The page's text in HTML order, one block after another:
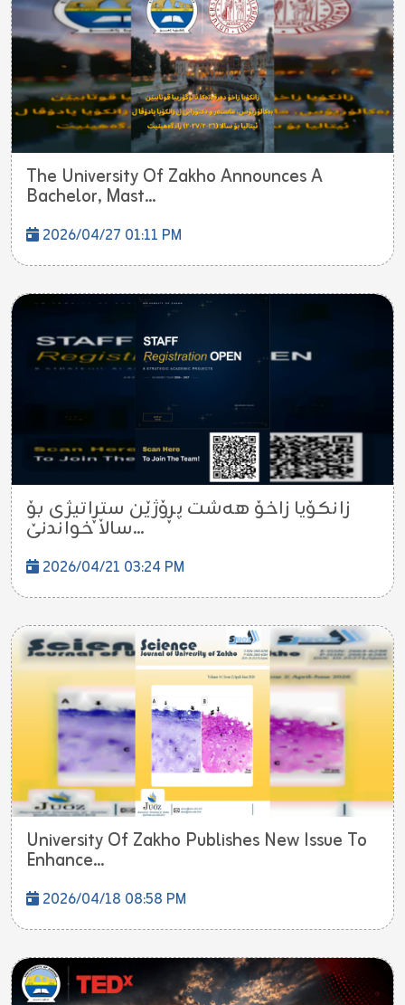
The University Of Zakho Announces A
Bachelor, Mast...
2026/04/27 01:11 PM
زانکۆیا زاخۆ هەشت پڕۆژێن ستڕاتیژی بۆ
ساڵا خواندنێ...
2026/04/21 03:24 PM
University Of Zakho Publishes New Issue To
Enhance...
2026/04/18 08:58 PM